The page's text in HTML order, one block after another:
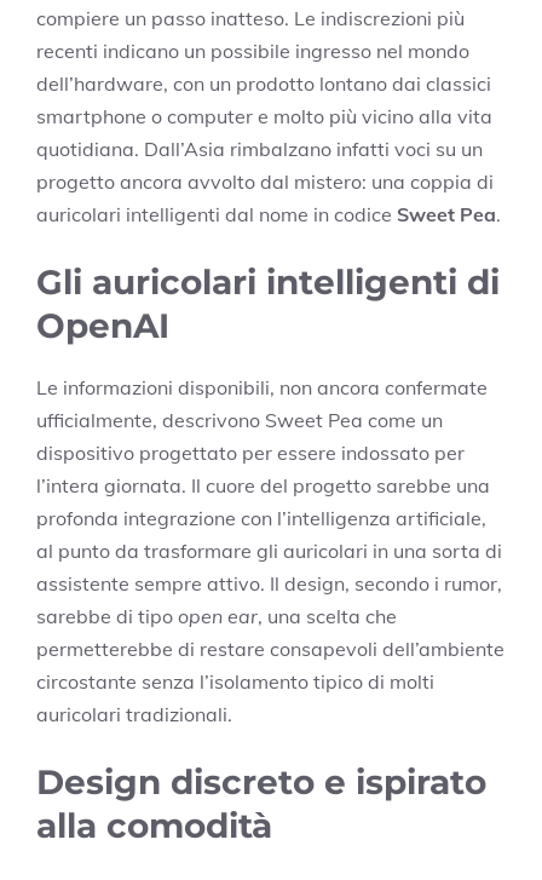
compiere un passo inatteso. Le indiscrezioni più
recenti indicano un possibile ingresso nel mondo
dell’hardware, con un prodotto lontano dai classici
smartphone o computer e molto più vicino alla vita
quotidiana. Dall’Asia rimbalzano infatti voci su un
progetto ancora avvolto dal mistero: una coppia di
auricolari intelligenti dal nome in codice Sweet Pea.
Gli auricolari intelligenti di
OpenAI
Le informazioni disponibili, non ancora confermate
ufficialmente, descrivono Sweet Pea come un
dispositivo progettato per essere indossato per
l’intera giornata. Il cuore del progetto sarebbe una
profonda integrazione con l’intelligenza artificiale,
al punto da trasformare gli auricolari in una sorta di
assistente sempre attivo. Il design, secondo i rumor,
sarebbe di tipo open ear, una scelta che
permetterebbe di restare consapevoli dell’ambiente
circostante senza l’isolamento tipico di molti
auricolari tradizionali.
Design discreto e ispirato
alla comodità